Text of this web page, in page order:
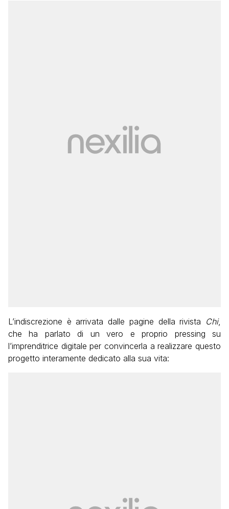
L’indiscrezione è arrivata dalle pagine della rivista Chi,
che ha parlato di un vero e proprio pressing su
l’imprenditrice digitale per convincerla a realizzare questo
progetto interamente dedicato alla sua vita: